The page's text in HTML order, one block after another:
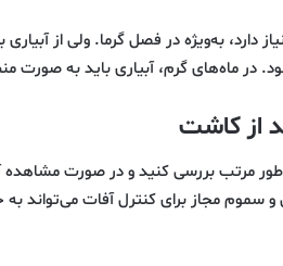
دارد، به‌ویژه در فصل گرما. ولی از
در ماه‌های گرم، آبیاری باید به صورت
مرتب بررسی کنید و در صورت مشاهده
سموم مجاز برای کنترل آفات می‌تواند